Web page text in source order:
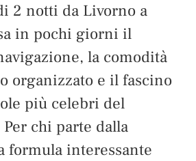
2 notti da Livorno a
in pochi giorni il
la comodità
organizzato e il fascino
più celebri del
chi parte dalla
formula interessante